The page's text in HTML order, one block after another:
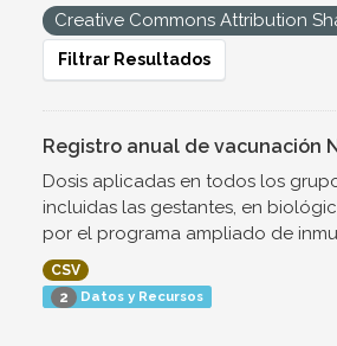
Creative Commons Attribution
Filtrar Resultados
Registro anual de vacunación
Dosis aplicadas en todos los
incluidas las gestantes, en
por el programa ampliado de
CSV
2 Datos y Recursos